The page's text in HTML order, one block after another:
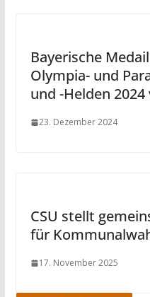
Bayerische
Olympia- und
und -Helden 2024
23. Dezember 2024
CSU stellt
für
17. November 2025